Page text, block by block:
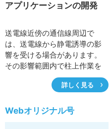
アプリケーションの開発
送電線近傍の通信線周辺で
は、送電線から静電誘導の影
響を受ける場合があります。
その影響範囲内で柱上作業を
行うと、ビリビリとした静電
気のショックにより、作業上
ます。この危険を回避し、作
詳しく見る
Webオリジナル号